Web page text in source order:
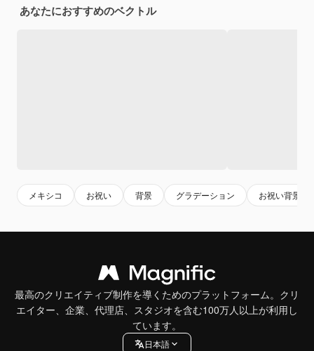
あなたにおすすめのベクトル
メキシコ お祝い 背景 グラデーション お祝い背景
最高のクリエイティブ制作を導くためのプラットフォーム。クリ
エイター、企業、代理店、スタジオを含む100万人以上が利用し
ています。
日本語